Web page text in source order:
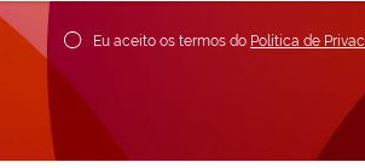
Eu aceito os termos do Política de